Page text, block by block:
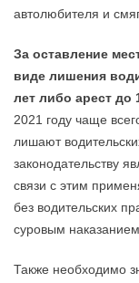
автолюбителя и
За оставление
виде лишения
лет либо арест до
2021 году чаще
лишают
законодательству
связи с этим
без водительских
суровым наказанием.
Также необходимо